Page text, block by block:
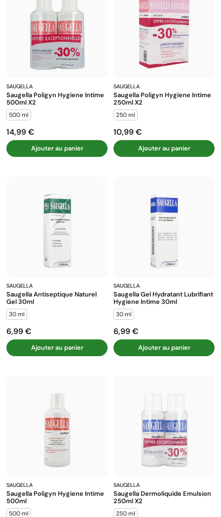
SAUGELLA
Saugella Poligyn Hygiene Intime
500ml X2
500 ml
Prix
14,99 €
Ajouter au panier
SAUGELLA
Saugella Poligyn Hygiene Intime
250ml X2
250 ml
Prix
10,99 €
Ajouter au panier
SAUGELLA
Saugella Antiseptique Naturel
Gel 30ml
30 ml
Prix
6,99 €
Ajouter au panier
SAUGELLA
Saugella Gel Hydratant Lubrifiant
Hygiene Intime 30ml
30 ml
Prix
6,99 €
Ajouter au panier
SAUGELLA
Saugella Poligyn Hygiene Intime
500ml
500 ml
SAUGELLA
Saugella Dermoliquide Emulsion
250ml X2
250 ml